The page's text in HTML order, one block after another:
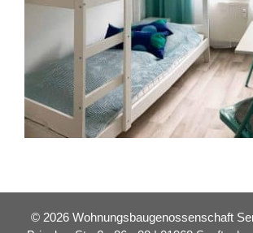
© 2026 Wohnungsbaugenossenschaft